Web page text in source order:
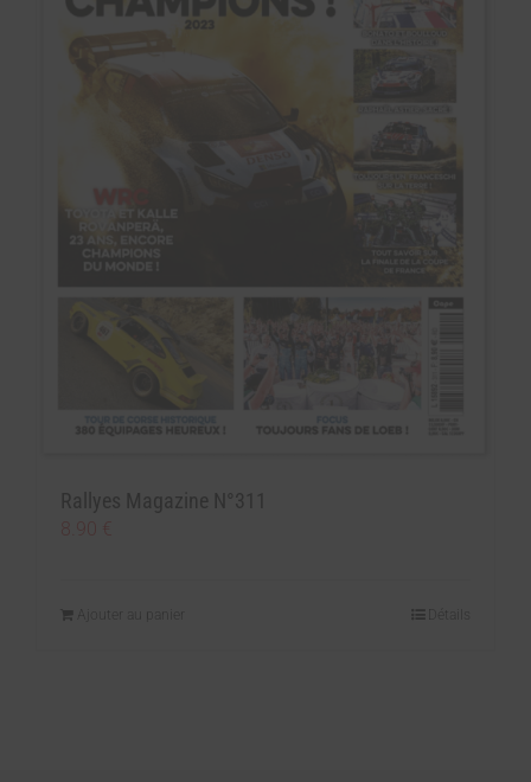
Rallyes Magazine N°311
Ajouter au panier Détails